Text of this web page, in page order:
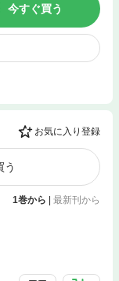
今すぐ買う
お気に入り登録
う
1巻から | 最新刊から